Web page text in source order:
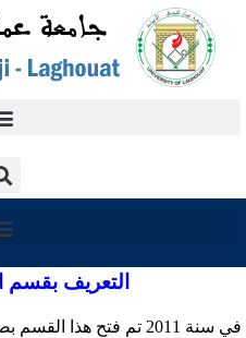
التعريف بقسم
في سنة 2011 تم فتح هذا القسم بصفة مستقلة حيث كان تابعا